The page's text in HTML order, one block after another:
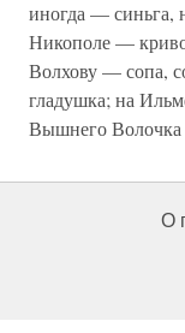
иногда — синьга,
Никополе —
Волхову — сопа,
гладушка; на
Вышнего Волочка
О